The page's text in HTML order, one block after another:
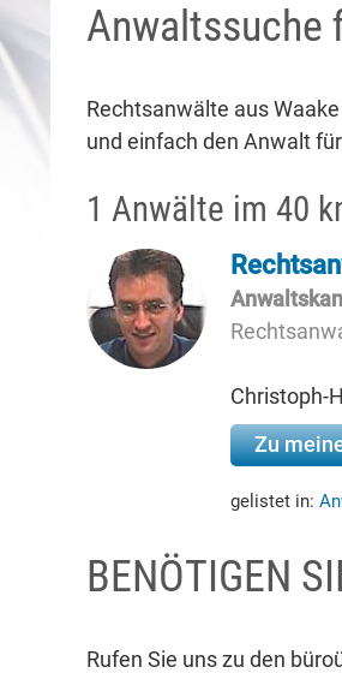
Anwaltssuche
Rechtsanwälte aus
und einfach den Anwalt
1 Anwälte im 40
Christoph-
Zu
gelistet in:
BENÖTIGEN
Rufen Sie uns zu den